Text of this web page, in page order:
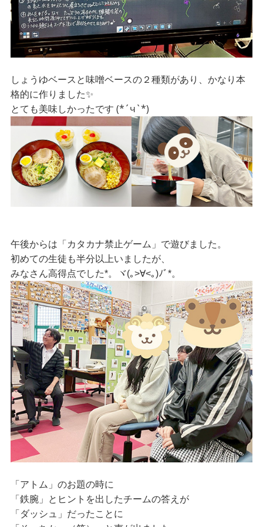
しょうゆベースと味噌ベースの２種類があり、かなり本
格的に作りました✨
とても美味しかったです (*´ч`*)
午後からは「カタカナ禁止ゲーム」で遊びました。
初めての生徒も半分以上いましたが、
みなさん高得点でした*。ヾ(｡>∀<｡)ﾉﾞ*。
「アトム」のお題の時に
「鉄腕」とヒントを出したチームの答えが
「ダッシュ」だったことに